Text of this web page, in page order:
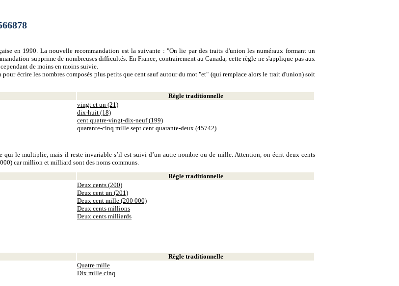
en 1990. La nouvelle recommandation est la suivante : "On lie par des traits d'union les numéraux formant un
supprime de nombreuses difficultés. En France, contrairement au Canada, cette règle ne s'applique pas aux
de moins en moins suivie.
écrire les nombres composés plus petits que cent sauf autour du mot "et" (qui remplace alors le trait d'union) soit
Règle traditionnelle
vingt et un (21)
dix-huit (18)
cent quatre-vingt-dix-neuf (199)
quarante-cinq mille sept cent quarante-deux (45742)
qui le multiplie, mais il reste invariable s’il est suivi d’un autre nombre ou de mille. Attention, on écrit deux cents
car million et milliard sont des noms communs.
Règle traditionnelle
Deux cents (200)
Deux cent un (201)
Deux cent mille (200 000)
Deux cents millions
Deux cents milliards
Règle traditionnelle
Quatre mille
Dix mille cinq